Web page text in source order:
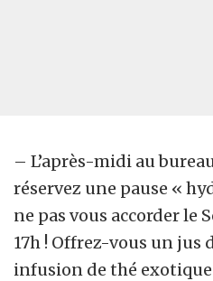
– L’après-midi au
réservez une pause «
ne pas vous accorder le
17h ! Offrez-vous un jus
infusion de thé